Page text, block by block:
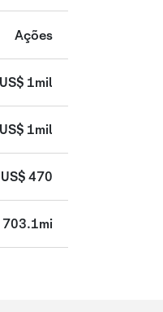
Ações
US$ 1mil
US$ 1mil
US$ 470
703.1mi